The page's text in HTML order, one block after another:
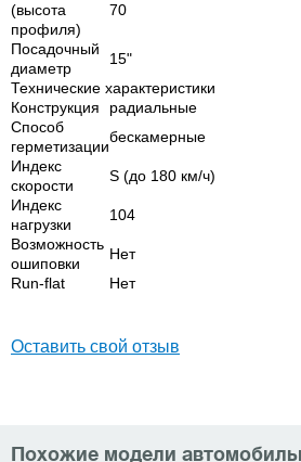
(высота
профиля)
70
Посадочный
диаметр
15"
Технические характеристики
Конструкция
радиальные
Способ
герметизации
бескамерные
Индекс
скорости
S (до 180 км/ч)
Индекс
нагрузки
104
Возможность
ошиповки
Нет
Run-flat
Нет
Оставить свой отзыв
Похожие модели